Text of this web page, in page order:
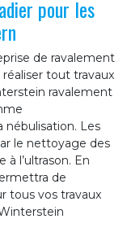
pour les
de ravalement
tout travaux
ravalement
nébulisation. Les
le nettoyage des
l’ultrason. En
de
tous vos travaux